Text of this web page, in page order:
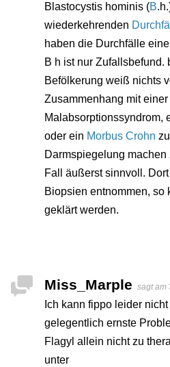
Blastocystis hominis (B
wiederkehrenden
haben die Durchfälle
B h ist nur Zufallsbefund.
Befölkerung weiß nichts
Zusammenhang mit
Malabsorptionssyndrom,
oder ein Morbus Crohn
Darmspiegelung
Fall äußerst sinnvoll.
Biopsien entnommen, so
geklärt werden.
Miss_Marple sagt am
Ich kann fippo leider
gelegentlich ernste
Flagyl allein nicht zu
unter